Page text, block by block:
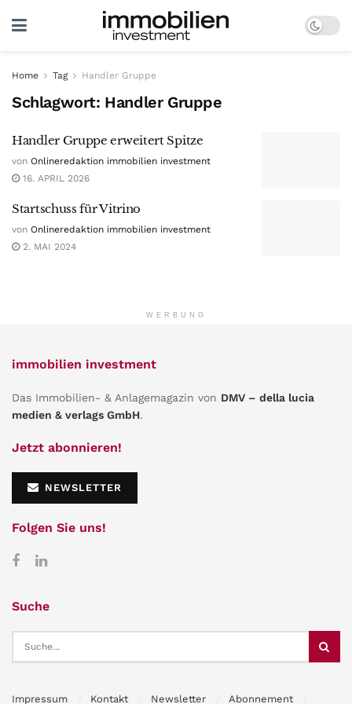
Home Tag Handler Gruppe
Schlagwort: Handler Gruppe
Handler Gruppe erweitert Spitze
von Onlineredaktion immobilien investment
16. APRIL 2026
Startschuss für Vitrino
von Onlineredaktion immobilien investment
2. MAI 2024
WERBUNG
immobilien investment
Das Immobilien- & Anlagemagazin von DMV – della lucia
medien & verlags GmbH.
Jetzt abonnieren!
NEWSLETTER
Folgen Sie uns!
Suche
Impressum Kontakt Newsletter Abonnement